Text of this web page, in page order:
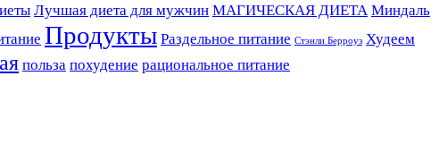
Лучшая диета для мужчин МАГИЧЕСКАЯ ДИЕТА Миндаль
Продукты Раздельное питание Стэнли Берроуз Худеем
польза похудение рациональное питание